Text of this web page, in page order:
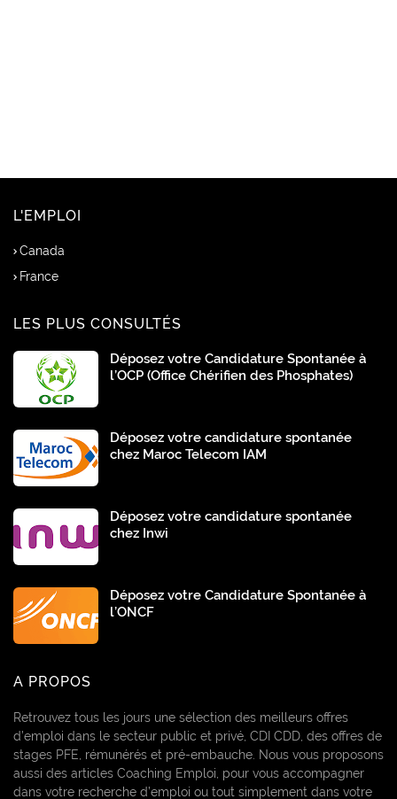
L'EMPLOI
Canada
France
LES PLUS CONSULTÉS
Déposez votre Candidature Spontanée à
l’OCP (Office Chérifien des Phosphates)
Déposez votre candidature spontanée
chez Maroc Telecom IAM
Déposez votre candidature spontanée
chez Inwi
Déposez votre Candidature Spontanée à
l’ONCF
A PROPOS
Retrouvez tous les jours une sélection des meilleurs offres
d’emploi dans le secteur public et privé, CDI CDD, des offres de
stages PFE, rémunérés et pré-embauche. Nous vous proposons
aussi des articles Coaching Emploi, pour vous accompagner
dans votre recherche d’emploi ou tout simplement dans votre